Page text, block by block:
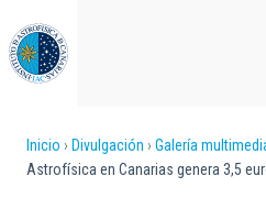
al
contenido
principal
Sobrescribir
Inicio Divulgación Galería
Astrofísica en Canarias genera 3,5